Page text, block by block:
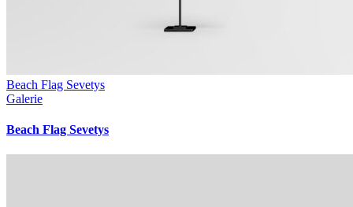
Beach Flag Sevetys
Galerie
Beach Flag Sevetys